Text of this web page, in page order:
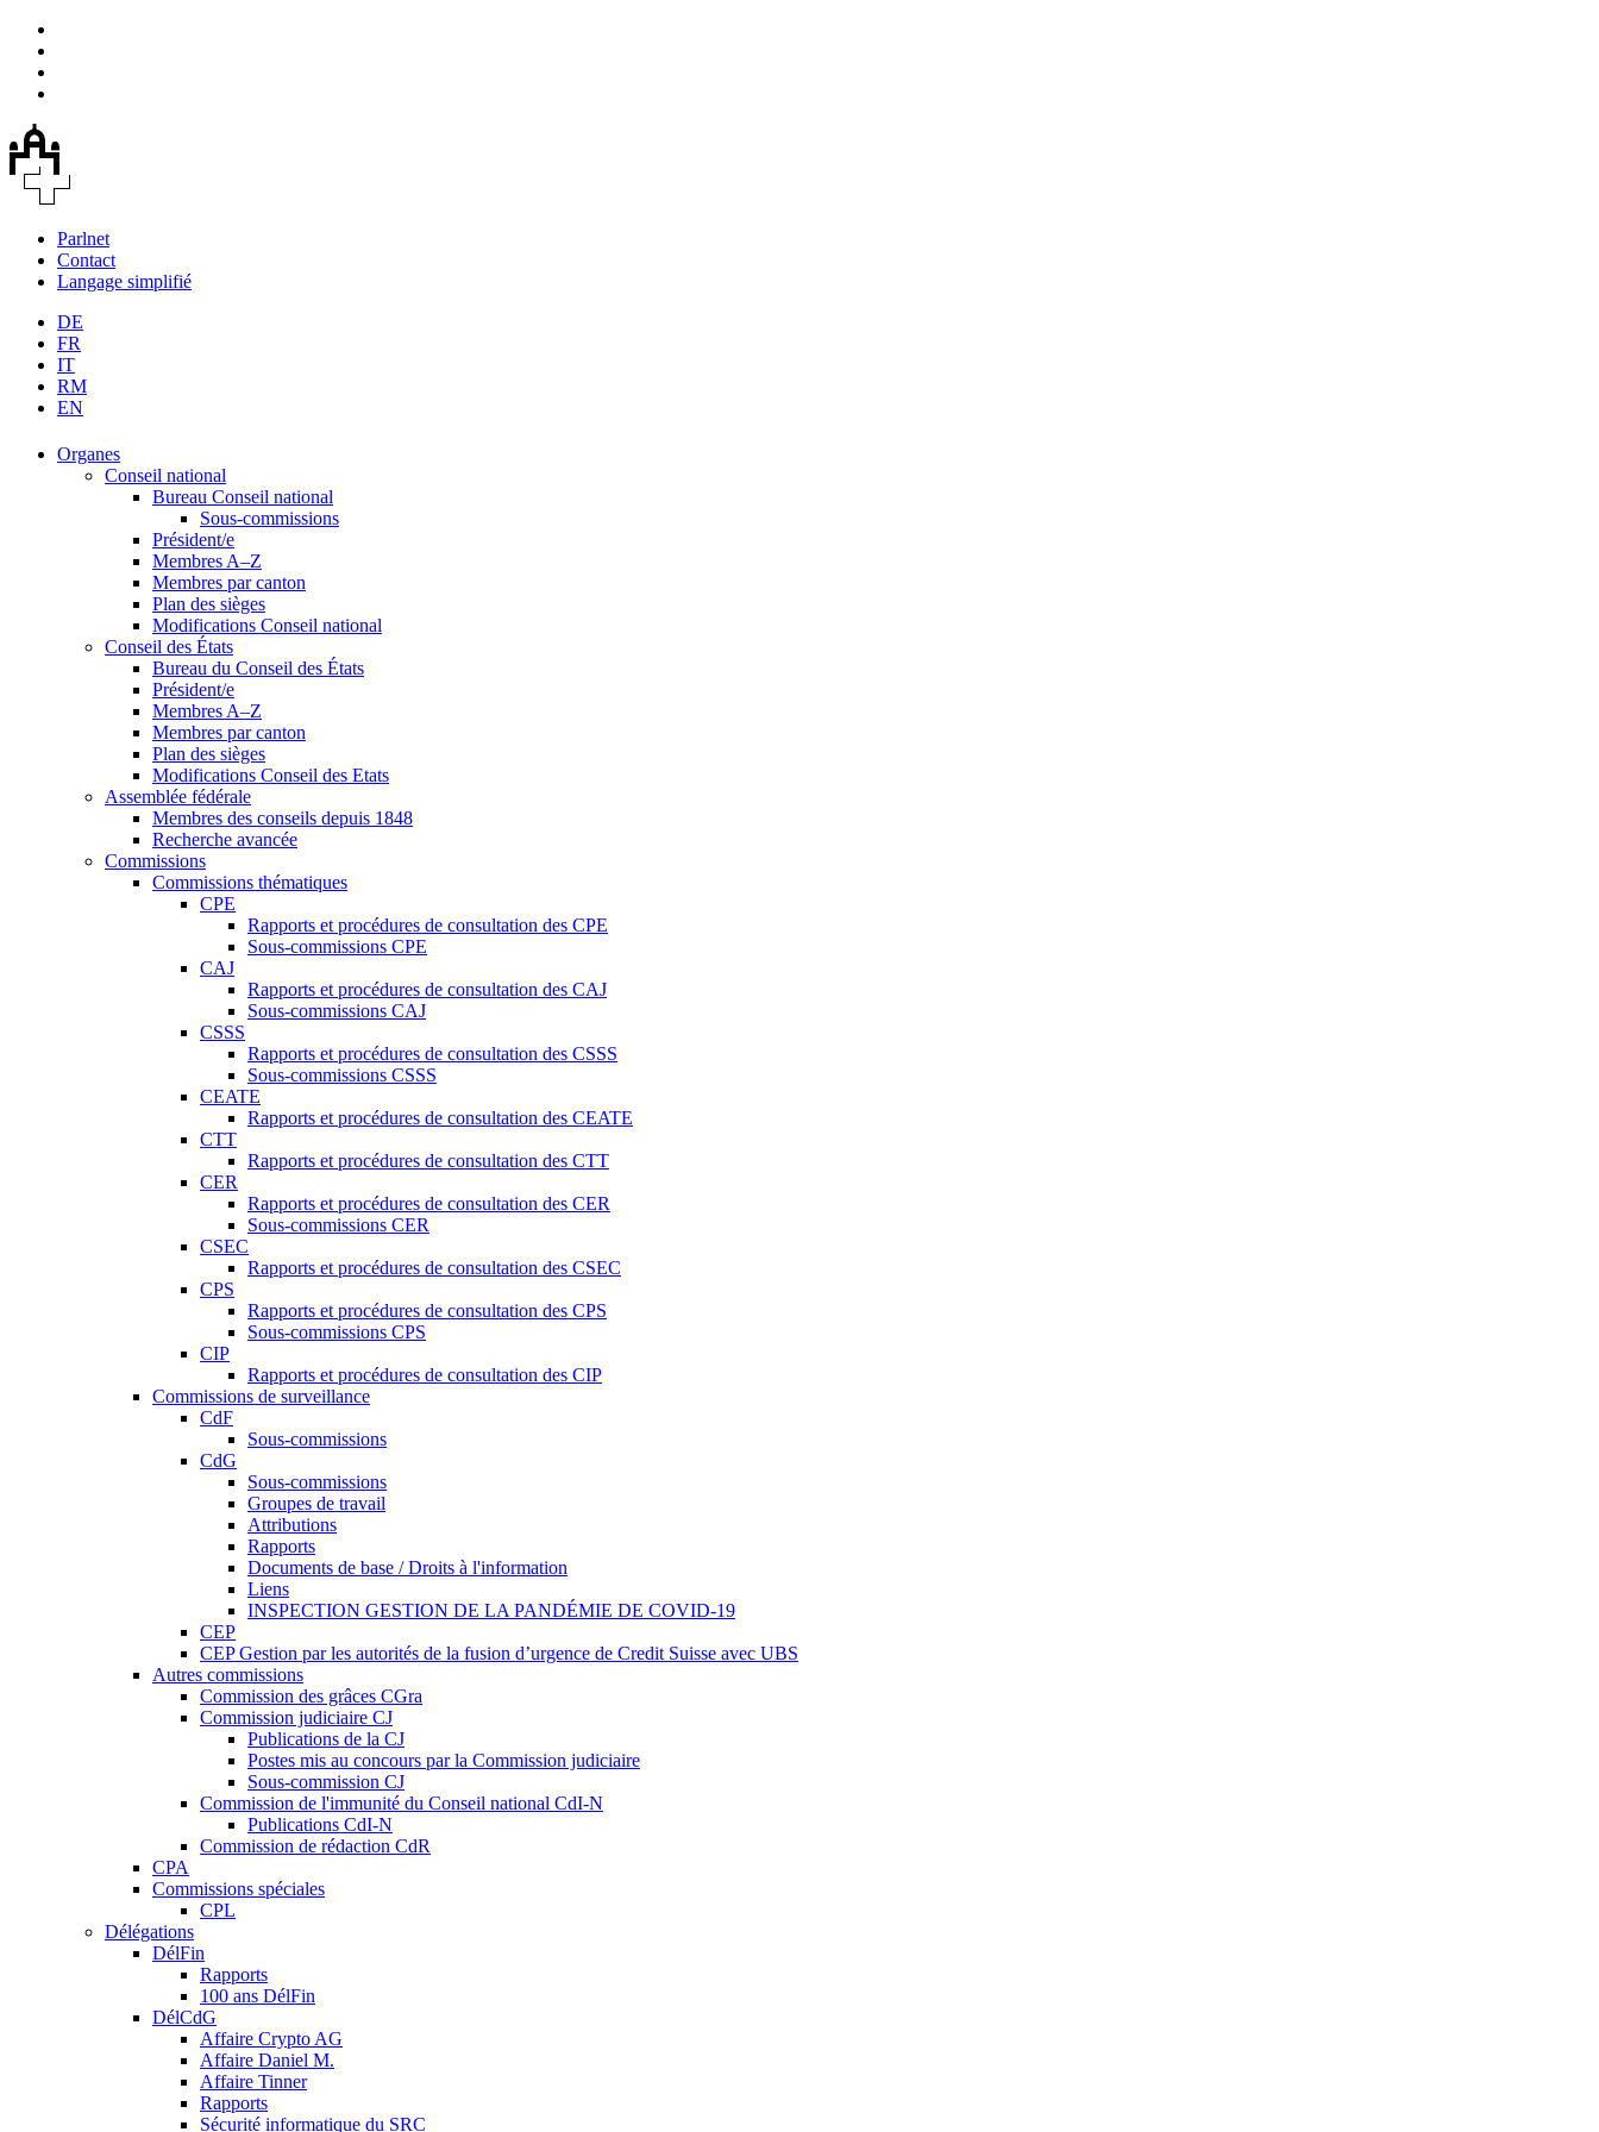
Parlnet
Contact
Langage simplifié
DE
FR
IT
RM
EN
Organes
Conseil national
Bureau Conseil national
Sous-commissions
Président/e
Membres A–Z
Membres par canton
Plan des sièges
Modifications Conseil national
Conseil des États
Bureau du Conseil des États
Président/e
Membres A–Z
Membres par canton
Plan des sièges
Modifications Conseil des Etats
Assemblée fédérale
Membres des conseils depuis 1848
Recherche avancée
Commissions
Commissions thématiques
CPE
Rapports et procédures de consultation des CPE
Sous-commissions CPE
CAJ
Rapports et procédures de consultation des CAJ
Sous-commissions CAJ
CSSS
Rapports et procédures de consultation des CSSS
Sous-commissions CSSS
CEATE
Rapports et procédures de consultation des CEATE
CTT
Rapports et procédures de consultation des CTT
CER
Rapports et procédures de consultation des CER
Sous-commissions CER
CSEC
Rapports et procédures de consultation des CSEC
CPS
Rapports et procédures de consultation des CPS
Sous-commissions CPS
CIP
Rapports et procédures de consultation des CIP
Commissions de surveillance
CdF
Sous-commissions
CdG
Sous-commissions
Groupes de travail
Attributions
Rapports
Documents de base / Droits à l'information
Liens
INSPECTION GESTION DE LA PANDÉMIE DE COVID-19
CEP
CEP Gestion par les autorités de la fusion d’urgence de Credit Suisse avec UBS
Autres commissions
Commission des grâces CGra
Commission judiciaire CJ
Publications de la CJ
Postes mis au concours par la Commission judiciaire
Sous-commission CJ
Commission de l'immunité du Conseil national CdI-N
Publications CdI-N
Commission de rédaction CdR
CPA
Commissions spéciales
CPL
Délégations
DélFin
Rapports
100 ans DélFin
DélCdG
Affaire Crypto AG
Affaire Daniel M.
Affaire Tinner
Rapports
Sécurité informatique du SRC